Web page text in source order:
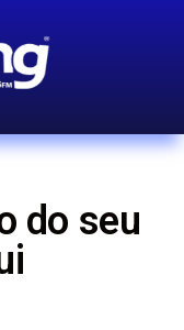
do seu